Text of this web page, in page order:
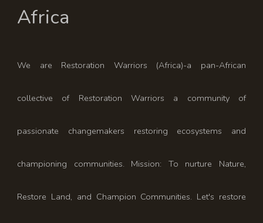
We are Restoration Warriors (Africa)-a pan-African
collective of Restoration Warriors a community of
passionate changemakers restoring ecosystems and
championing communities. Mission: To nurture Nature,
Restore Land, and Champion Communities. Let's restore